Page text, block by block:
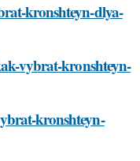
kronshteyn-dlya-
vybrat-kronshteyn-
kronshteyn-